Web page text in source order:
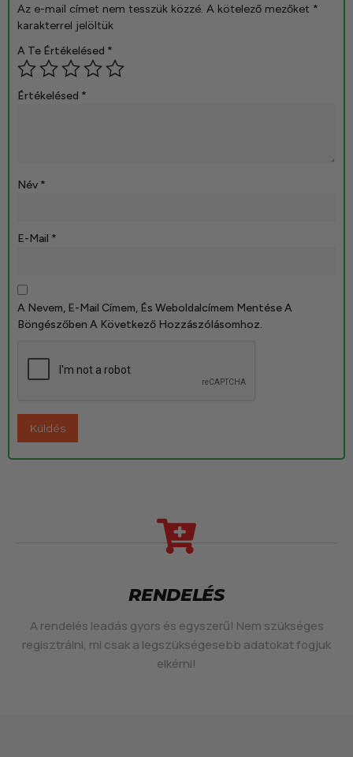
Az e-mail címet nem tesszük közzé. A kötelező mezőket *
karakterrel jelöltük
A Te Értékelésed *
Értékelésed *
Név *
E-Mail *
A Nevem, E-Mail Címem, És Weboldalcímem Mentése A
Böngészőben A Következő Hozzászólásomhoz.
RENDELÉS
A rendelés leadás gyors és egyszerű! Nem szükséges
regisztrálni, mi csak a legszükségesebb adatokat fogjuk
elkérni!